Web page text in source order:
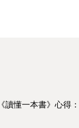
《讀懂一本書》心得